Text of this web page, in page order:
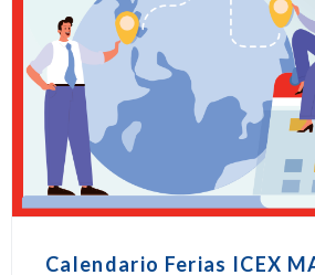
Calendario Ferias ICEX